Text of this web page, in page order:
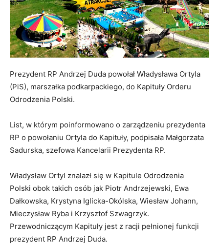
Prezydent RP Andrzej Duda powołał Władysława Ortyla
(PiS), marszałka podkarpackiego, do Kapituły Orderu
Odrodzenia Polski.
List, w którym poinformowano o zarządzeniu prezydenta
RP o powołaniu Ortyla do Kapituły, podpisała Małgorzata
Sadurska, szefowa Kancelarii Prezydenta RP.
Władysław Ortyl znalazł się w Kapitule Odrodzenia
Polski obok takich osób jak Piotr Andrzejewski, Ewa
Dałkowska, Krystyna Iglicka-Okólska, Wiesław Johann,
Mieczysław Ryba i Krzysztof Szwagrzyk.
Przewodniczącym Kapituły jest z racji pełnionej funkcji
prezydent RP Andrzej Duda.